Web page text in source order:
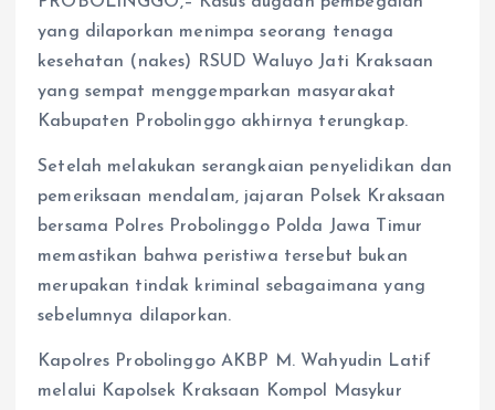
yang dilaporkan menimpa seorang tenaga
kesehatan (nakes) RSUD Waluyo Jati Kraksaan
yang sempat menggemparkan masyarakat
Kabupaten Probolinggo akhirnya terungkap.
Setelah melakukan serangkaian penyelidikan dan
pemeriksaan mendalam, jajaran Polsek Kraksaan
bersama Polres Probolinggo Polda Jawa Timur
memastikan bahwa peristiwa tersebut bukan
merupakan tindak kriminal sebagaimana yang
sebelumnya dilaporkan.
Kapolres Probolinggo AKBP M. Wahyudin Latif
melalui Kapolsek Kraksaan Kompol Masykur